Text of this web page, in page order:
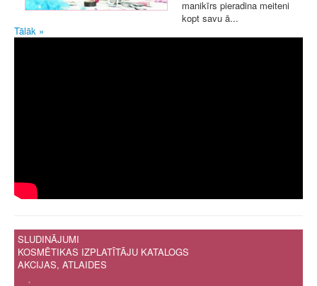
manikīrs pieradina meiteni
kopt savu ā...
Tālāk »
SLUDINĀJUMI
KOSMĒTIKAS IZPLATĪTĀJU KATALOGS
AKCIJAS, ATLAIDES
.